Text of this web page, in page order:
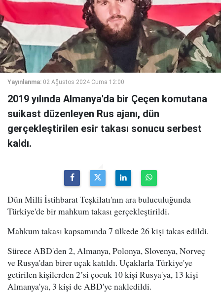
Yayınlanma: 02 Ağustos 2024 Cuma 12:00
2019 yılında Almanya'da bir Çeçen komutana
suikast düzenleyen Rus ajanı, dün
gerçekleştirilen esir takası sonucu serbest
kaldı.
Dün Milli İstihbarat Teşkilatı'nın ara buluculuğunda
Türkiye'de bir mahkum takası gerçekleştirildi.
Mahkum takası kapsamında 7 ülkede 26 kişi takas edildi.
Sürece ABD'den 2, Almanya, Polonya, Slovenya, Norveç
ve Rusya'dan birer uçak katıldı. Uçaklarla Türkiye'ye
getirilen kişilerden 2’si çocuk 10 kişi Rusya'ya, 13 kişi
Almanya'ya, 3 kişi de ABD'ye nakledildi.